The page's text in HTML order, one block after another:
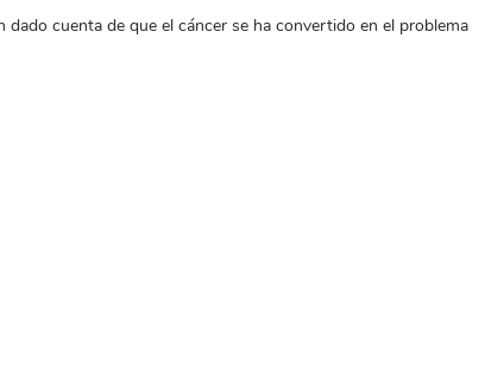
cuenta de que el cáncer se ha convertido en el problema